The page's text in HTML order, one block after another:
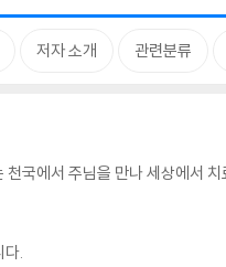
저자 소개 관련분류
국에서 주님을 만나 세상에서
다.